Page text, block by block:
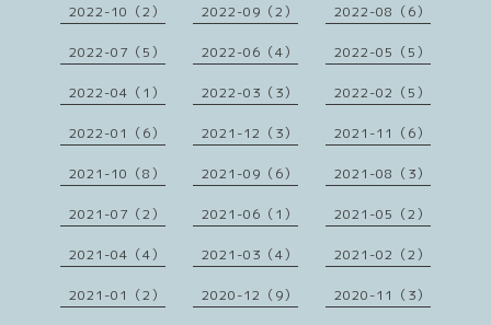
2022-10（2） 2022-09（2） 2022-08（6）
2022-07（5） 2022-06（4） 2022-05（5）
2022-04（1） 2022-03（3） 2022-02（5）
2022-01（6） 2021-12（3） 2021-11（6）
2021-10（8） 2021-09（6） 2021-08（3）
2021-07（2） 2021-06（1） 2021-05（2）
2021-04（4） 2021-03（4） 2021-02（2）
2021-01（2） 2020-12（9） 2020-11（3）